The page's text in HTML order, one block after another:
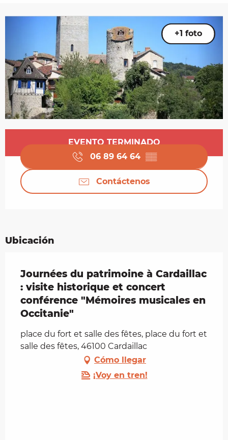
+1 foto
Horarios y datos de contacto
EVENTO TERMINADO
06 89 64 64 ▒▒
Contáctenos
Ubicación
Journées du patrimoine à Cardaillac
: visite historique et concert
conférence "Mémoires musicales en
Occitanie"
place du fort et salle des fêtes, place du fort et
salle des fêtes, 46100 Cardaillac
Cómo llegar
¡Voy en tren!